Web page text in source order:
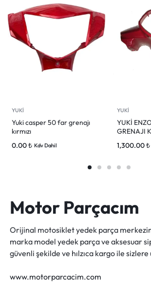
YUKİ
Yuki casper 50 far grenajı
kırmızı
0.00₺ Kdv Dahil
YUKİ
YUKİ
GRENAJI
1,300.00₺
Motor Parçacım
Orijinal motosiklet yedek parça
marka model yedek parça ve aksesuar
güvenli şekilde ve hılzıca kargo ile
www.motorparcacim.com